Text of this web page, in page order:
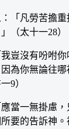
凡勞苦擔重
（太十一28）
沒有吩咐你
因為你無論往
9）
一無掛慮，
要的告訴神